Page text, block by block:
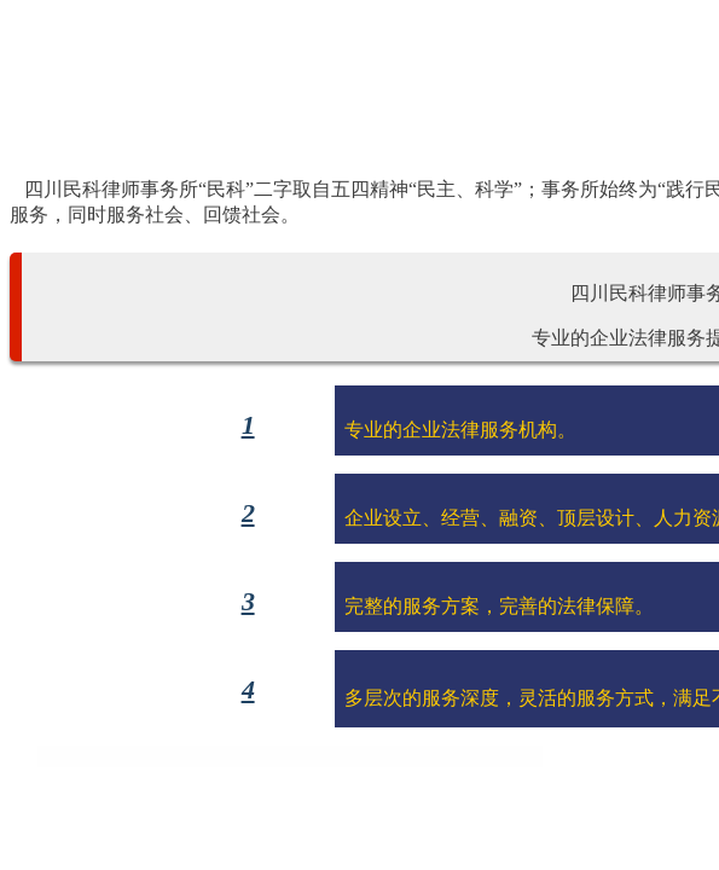
四川民科律师事务所“民科”二字取自五四精神“民主、科学”；事务所始终为“践
服务，同时服务社会、回馈社会。
四川民科律师事
专业的企业法律服务
1 专业的企业法律服务机构。
2 企业设立、经营、融资、顶层设计、人力
3 完整的服务方案，完善的法律保障。
4 多层次的服务深度，灵活的服务方式，满足